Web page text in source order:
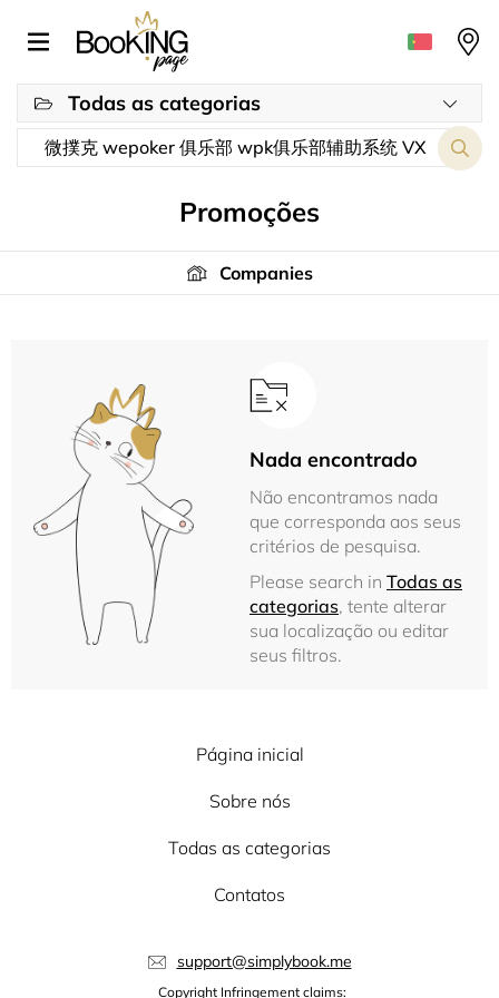
Todas as categorias
Promoções
Companies
Nada encontrado
Não encontramos nada
que corresponda aos seus
critérios de pesquisa.
Please search in Todas as
categorias, tente alterar
sua localização ou editar
seus filtros.
Página inicial
Sobre nós
Todas as categorias
Contatos
support@simplybook.me
Copyright Infringement claims: